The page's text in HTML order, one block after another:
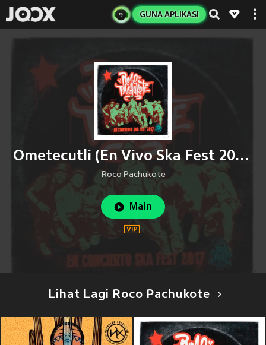
GUNA APLIKASI
Ometecutli (En Vivo Ska Fest 2017)
Roco Pachukote
Main
Lihat Lagi Roco Pachukote